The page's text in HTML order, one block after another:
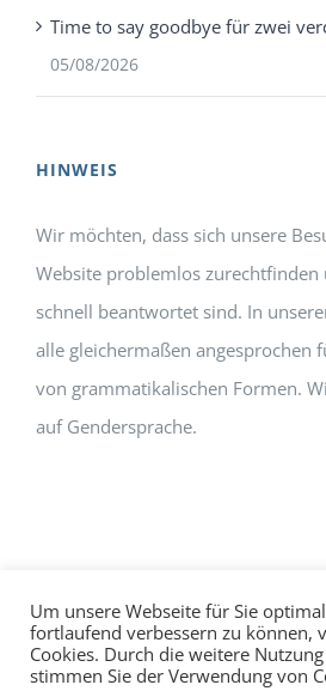
Time to say goodbye für zwei
05/08/2026
HINWEIS
Wir möchten, dass sich unsere
Website problemlos zurechtfinden
schnell beantwortet sind. In
alle gleichermaßen angesprochen
von grammatikalischen Formen.
auf Gendersprache.
Impressum Datenschutz
Um unsere Webseite für Sie
fortlaufend verbessern zu können,
Cookies. Durch die weitere
stimmen Sie der Verwendung von